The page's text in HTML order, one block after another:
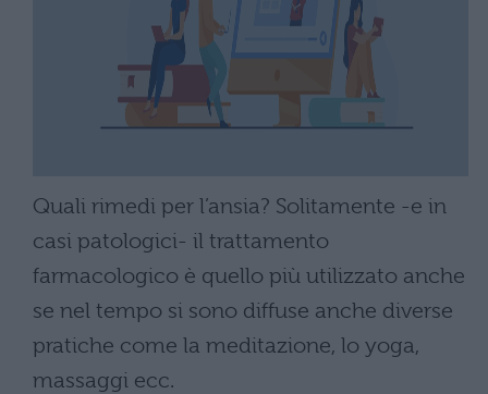
Quali rimedi per l’ansia? Solitamente -e in
casi patologici- il trattamento
farmacologico è quello più utilizzato anche
se nel tempo si sono diffuse anche diverse
pratiche come la meditazione, lo yoga,
massaggi ecc.